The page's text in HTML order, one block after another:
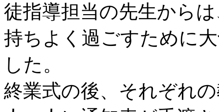
徒指導担当の先生から
持ちよく過ごすために
した。
終業式の後、それぞれ